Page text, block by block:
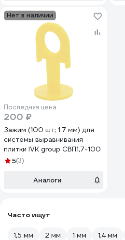
Нет в наличии
Последняя цена
200 ₽
Зажим (100 шт; 1.7 мм) для
системы выравнивания
плитки IVK group СВП1,7-100
5(3)
Аналоги
Часто ищут
1,5 мм 2 мм 1 мм 1,4 мм